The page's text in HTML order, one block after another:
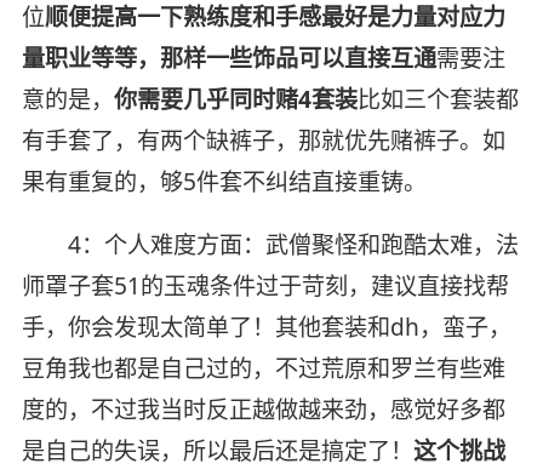
位顺便提高一下熟练度和手感最好是力量对应力
量职业等等，那样一些饰品可以直接互通需要注
意的是， 你需要几乎同时赌4套装比如三个套装都
有手套了，有两个缺裤子，那就优先赌裤子。如
果有重复的，够5件套不纠结直接重铸。
4：个人难度方面：武僧聚怪和跑酷太难，法
师罩子套51的玉魂条件过于苛刻，建议直接找帮
手，你会发现太简单了！其他套装和dh，蛮子，
豆角我也都是自己过的，不过荒原和罗兰有些难
度的，不过我当时反正越做越来劲，感觉好多都
是自己的失误，所以最后还是搞定了！ 这个挑战